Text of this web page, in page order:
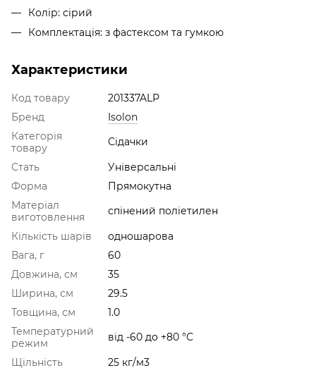
Колір: сірий
Комплектація: з фастексом та гумкою
Характеристики
Код товару
201337ALP
Бренд
Isolon
Категорія
товару
Сідачки
Стать
Універсальні
Форма
Прямокутна
Матеріал
виготовлення
спінений поліетилен
Кількість шарів
одношарова
Вага, г
60
Довжина, см
35
Ширина, см
29.5
Товщина, см
1.0
Температурний
режим
від -60 до +80 °С
Щільність
25 кг/м3